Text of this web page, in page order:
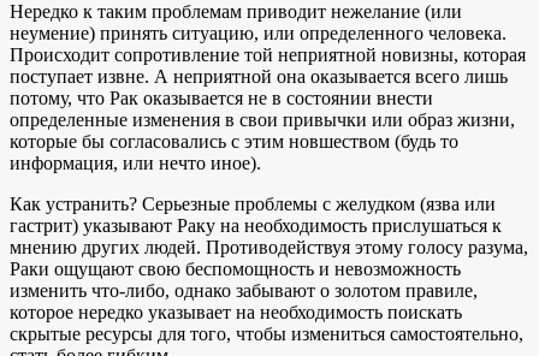
Нередко к таким проблемам приводит нежелание (или
неумение) принять ситуацию, или определенного человека.
Происходит сопротивление той неприятной новизны, которая
поступает извне. А неприятной она оказывается всего лишь
потому, что Рак оказывается не в состоянии внести
определенные изменения в свои привычки или образ жизни,
которые бы согласовались с этим новшеством (будь то
информация, или нечто иное).
Как устранить? Серьезные проблемы с желудком (язва или
гастрит) указывают Раку на необходимость прислушаться к
мнению других людей. Противодействуя этому голосу разума,
Раки ощущают свою беспомощность и невозможность
изменить что-либо, однако забывают о золотом правиле,
которое нередко указывает на необходимость поискать
скрытые ресурсы для того, чтобы измениться самостоятельно,